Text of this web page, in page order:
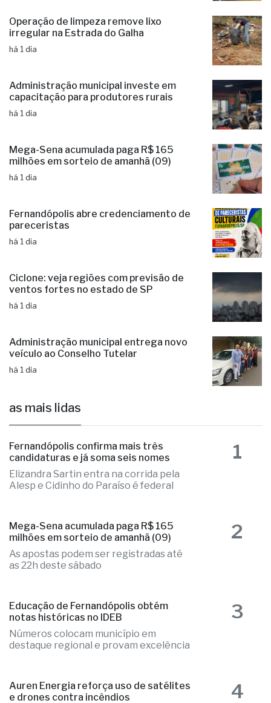
Operação de limpeza remove lixo
irregular na Estrada do Galha
há 1 dia
Administração municipal investe em
capacitação para produtores rurais
há 1 dia
Mega-Sena acumulada paga R$ 165
milhões em sorteio de amanhã (09)
há 1 dia
Fernandópolis abre credenciamento de
pareceristas
há 1 dia
Ciclone: veja regiões com previsão de
ventos fortes no estado de SP
há 1 dia
Administração municipal entrega novo
veículo ao Conselho Tutelar
há 1 dia
as mais lidas
Fernandópolis confirma mais três
candidaturas e já soma seis nomes
Elizandra Sartin entra na corrida pela
Alesp e Cidinho do Paraíso é federal
1
Mega-Sena acumulada paga R$ 165
milhões em sorteio de amanhã (09)
As apostas podem ser registradas até
as 22h deste sábado
2
Educação de Fernandópolis obtém
notas históricas no IDEB
Números colocam município em
destaque regional e provam excelência
3
Auren Energia reforça uso de satélites
e drones contra incêndios
4